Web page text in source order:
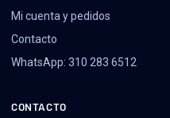
Mi cuenta y pedidos
Contacto
WhatsApp: 310 283 6512
CONTACTO